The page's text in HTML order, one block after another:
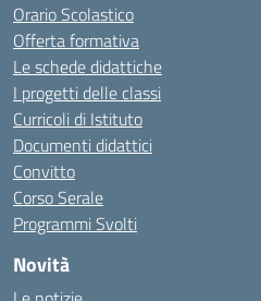
Orario Scolastico
Offerta formativa
Le schede didattiche
I progetti delle classi
Curricoli di Istituto
Documenti didattici
Convitto
Corso Serale
Programmi Svolti
Novità